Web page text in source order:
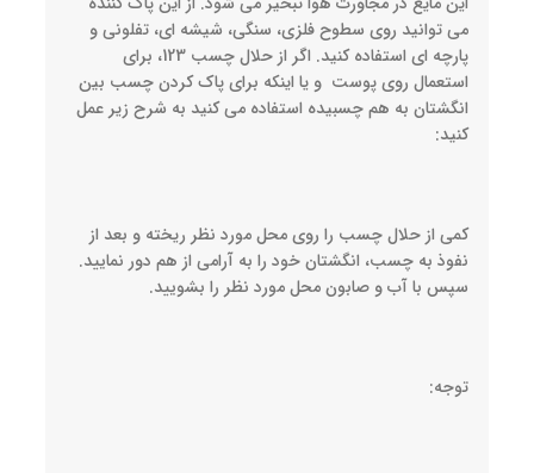
می توانید روی سطوح فلزی، سنگی، شیشه ای، تفلونی و
پارچه ای استفاده کنید. اگر از حلال چسب 123، برای
استعمال روی پوست و یا اینکه برای پاک کردن چسب بین
انگشتان به هم چسبیده استفاده می کنید به شرح زیر عمل
کنید:
کمی از حلال چسب را روی محل مورد نظر ریخته و بعد از
نفوذ به چسب، انگشتان خود را به آرامی از هم دور نمایید.
سپس با آب و صابون محل مورد نظر را بشویید.
توجه: